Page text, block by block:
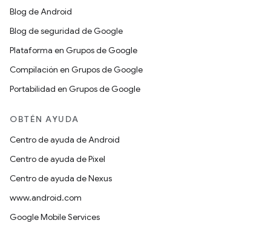
Blog de Android
Blog de seguridad de Google
Plataforma en Grupos de Google
Compilación en Grupos de Google
Portabilidad en Grupos de Google
OBTÉN AYUDA
Centro de ayuda de Android
Centro de ayuda de Pixel
Centro de ayuda de Nexus
www.android.com
Google Mobile Services